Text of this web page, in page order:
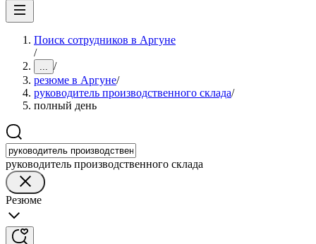
Поиск сотрудников в Аргуне
/
... /
резюме в Аргуне/
руководитель производственного склада/
полный день
руководитель производственного склада
Резюме